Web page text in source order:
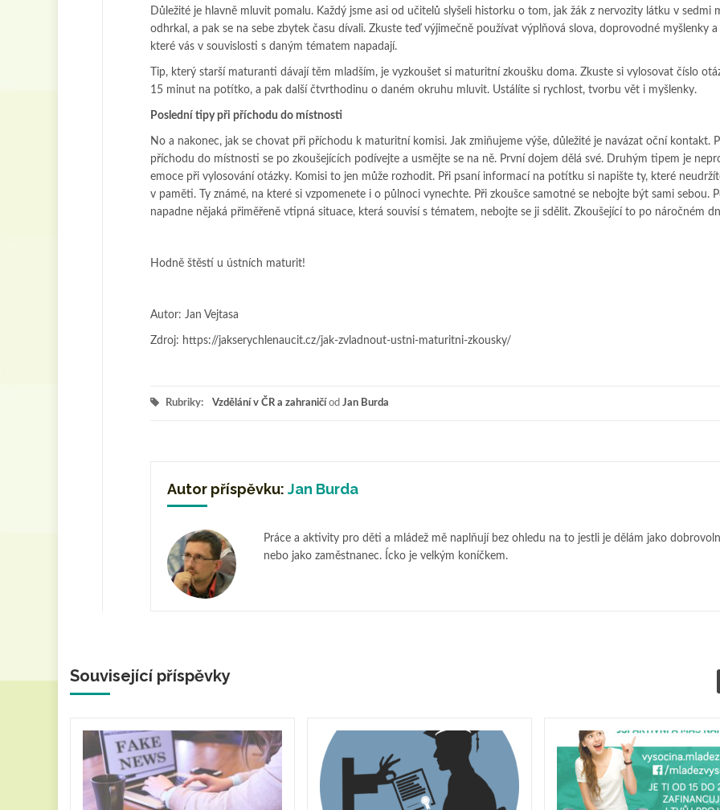
Důležité je hlavně mluvit pomalu. Každý jsme asi od učitelů slyšeli historku o tom, jak žák z nervozity látku v sedmi
odhrkal, a pak se na sebe zbytek času dívali. Zkuste teď výjimečně používat výplňová slova, doprovodné myšlenky a
které vás v souvislosti s daným tématem napadají.
Tip, který starší maturanti dávají těm mladším, je vyzkoušet si maturitní zkoušku doma. Zkuste si vylosovat číslo
15 minut na potítko, a pak další čtvrthodinu o daném okruhu mluvit. Ustálíte si rychlost, tvorbu vět i myšlenky.
Poslední tipy při příchodu do místnosti
No a nakonec, jak se chovat při příchodu k maturitní komisi. Jak zmiňujeme výše, důležité je navázat oční kontakt.
příchodu do místnosti se po zkoušejících podívejte a usmějte se na ně. První dojem dělá své. Druhým tipem je
emoce při vylosování otázky. Komisi to jen může rozhodit. Při psaní informací na potítku si napište ty, které
v paměti. Ty známé, na které si vzpomenete i o půlnoci vynechte. Při zkoušce samotné se nebojte být sami sebou.
napadne nějaká přiměřeně vtipná situace, která souvisí s tématem, nebojte se ji sdělit. Zkoušející to po náročném
Hodně štěstí u ústních maturit!
Autor: Jan Vejtasa
Zdroj: https://jakserychlenaucit.cz/jak-zvladnout-ustni-maturitni-zkousky/
Rubriky: Vzdělání v ČR a zahraničí od Jan Burda
Autor příspěvku: Jan Burda
Práce a aktivity pro děti a mládež mě naplňují bez ohledu na to jestli je dělám jako
nebo jako zaměstnanec. Ícko je velkým koníčkem.
Související příspěvky